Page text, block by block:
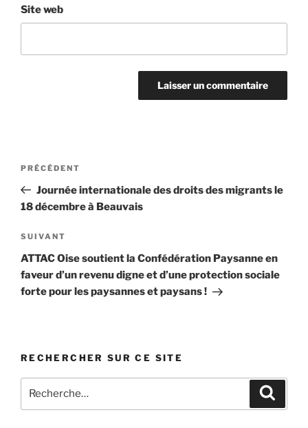
Site web
Navigation
l’article
Article
précédent
PRÉCÉDENT
Journée internationale des droits des migrants le
18 décembre à Beauvais
Article
suivant
SUIVANT
ATTAC Oise soutient la Confédération Paysanne en
faveur d’un revenu digne et d’une protection sociale
forte pour les paysannes et paysans !
RECHERCHER SUR CE SITE
pour